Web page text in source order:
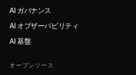
AI ガバナンス
AI オブザーバビリティ
AI 基盤
オープンソース